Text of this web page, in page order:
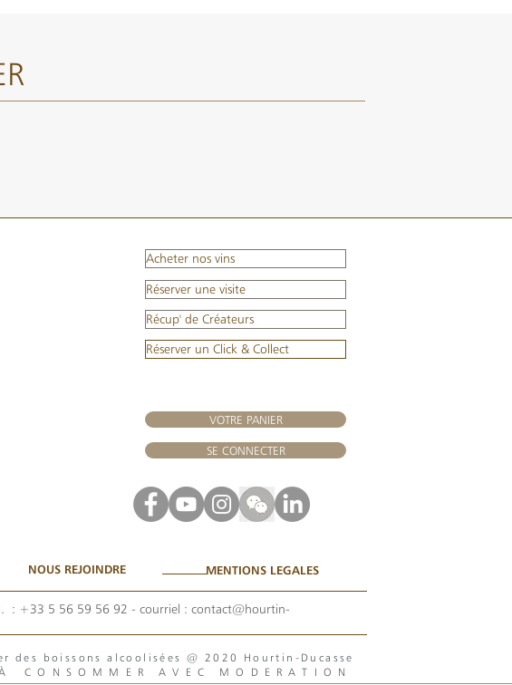
Acheter nos vins
Réserver une visite
Récup' de Créateurs
Réserver un Click & Collect
VOTRE PANIER
SE CONNECTER
NOUS REJOINDRE MENTIONS LEGALES
: +33 5 56 59 56 92 - courriel : contact@hourtin-
des boissons alcoolisées @ 2020 Hourtin-Ducasse
AVEC MODERATION